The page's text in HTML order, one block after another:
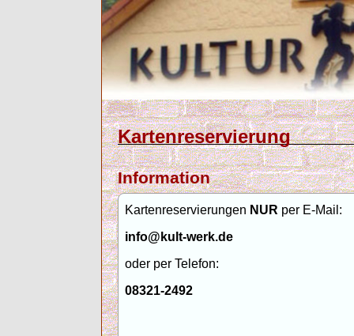
Kartenreservierung
Information
Kartenreservierungen NUR per E-Mail:
info@kult-werk.de
oder per Telefon:
08321-2492